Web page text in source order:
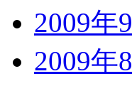
2009年
2009年